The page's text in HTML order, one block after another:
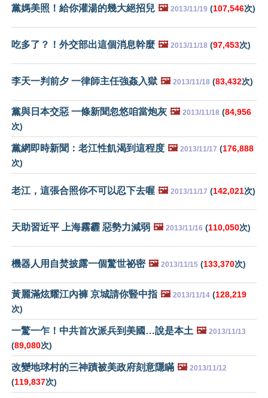
黨媽美照！給你灌湯的幾大絕招兒 🖼️ 2013/11/19 (107,546次)
吃多了？！外交部出這個消息幹麼 🖼️ 2013/11/18 (97,453次)
李天一判前夕 一律師主任強姦入獄 🖼️ 2013/11/18 (83,432次)
黨與日本交惡 一條新聞忽悠咱當炮灰 🖼️ 2013/11/18 (84,956
次)
黨網即時新聞：老江性飢渴到這程度 🖼️ 2013/11/17 (176,888
次)
老江，這張合照你不可以忍下去喔 🖼️ 2013/11/17 (142,021次)
天助習近平 上海霧霾 惡勢力減弱 🖼️ 2013/11/16 (110,050次)
機器人用自焚披露一個驚世祕密 🖼️ 2013/11/15 (133,370次)
黃麗滿炫耀江內褲 京城請你豎中指 🖼️ 2013/11/14 (128,219
次)
一驚一乍！中共首次派兵到美國…說是本土 🖼️ 2013/11/13
(89,080次)
改變地球村的三神蹟被美政府刻意隱瞞 🖼️ 2013/11/12
(119,837次)